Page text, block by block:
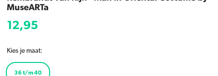
MuseARTa
12,95
Kies je maat:
36 t/m 40